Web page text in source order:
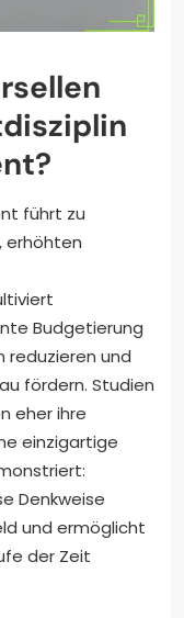
führt zu
erhöhten
Budgetierung
reduzieren und
fördern. Studien
eher ihre
einzigartige
Denkweise
und ermöglicht
der Zeit